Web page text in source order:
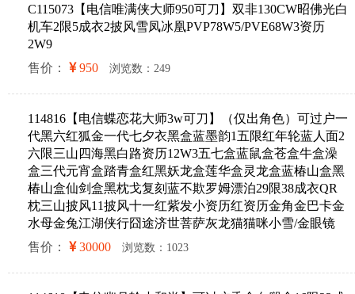
C115073【电信唯满侠大师950可刀】双非130CW昭佛光白
机车2限5成衣2披风雪凤冰凰PVP78W5/PVE68W3资历
2W9
售价：
950 浏览数：249
114816【电信蝶恋花大师3w可刀】（仅出角色）可过户一
代黑六红狐金一代七夕衣黑盒蓝墨韵1五限红年轮蓝人面2
六限三山四海黑白路资历12W3五七盒蓝鼠盒苍盒牛盒澡
盒三代元宵盒踏青盒红黑妖龙盒莲华盒灵龙盒蓝椿山盒黑
椿山盒仙剑盒黑枕戈复刻蓝不欺罗姆漂泊29限38成衣QR
枕三山披风11披风十一红紫发小资历红资历金角金巴卡金
水母金兔江湖侠行囧途济世菩萨灰龙猫猫咪小雪/金眼镜
售价：
30000 浏览数：1023